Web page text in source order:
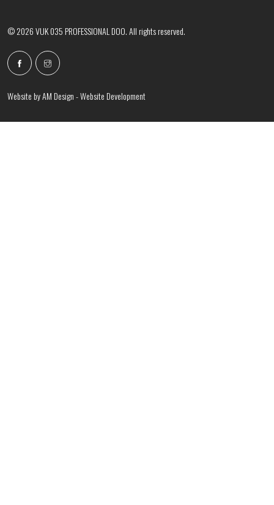
© 2026 VUK 035 PROFESSIONAL DOO. All rights reserved.
Website byAM Design - Website Development